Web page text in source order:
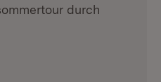
durch